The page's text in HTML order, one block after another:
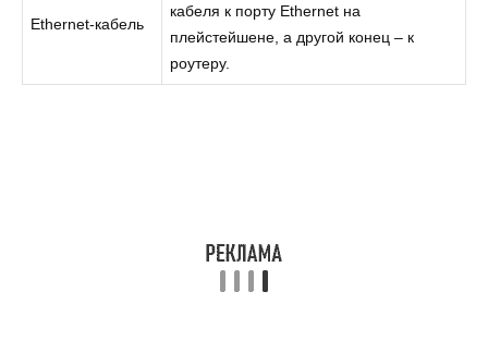
Ethernet-кабель
кабеля к порту Ethernet на
плейстейшене, а другой конец – к
роутеру.